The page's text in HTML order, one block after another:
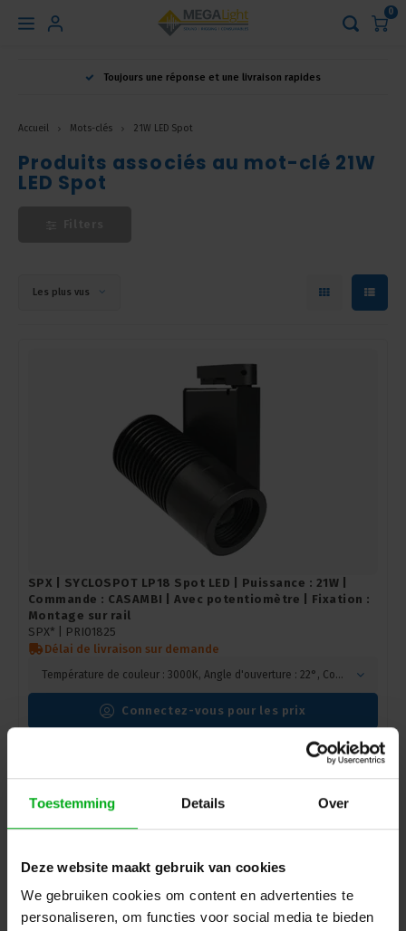
Toestemming Details Over
Deze website maakt gebruik van cookies
We gebruiken cookies om content en advertenties te
personaliseren, om functies voor social media te bieden
Hoofdmenu
0
Toujours une réponse et une livraison rapides
Accueil Mots-clés 21W LED Spot
Produits associés au mot-clé 21W
LED Spot
Les plus vus
SPX | SYCLOSPOT LP18 Spot LED | Puissance : 21W |
Commande : CASAMBI | Avec potentiomètre | Fixation :
Montage sur rail
SPX* |
PRI01825
Délai de livraison sur demande
Température de couleur : 3000K, Angle d'ouverture : 22°, Couleur : Noir
Connectez-vous pour les prix